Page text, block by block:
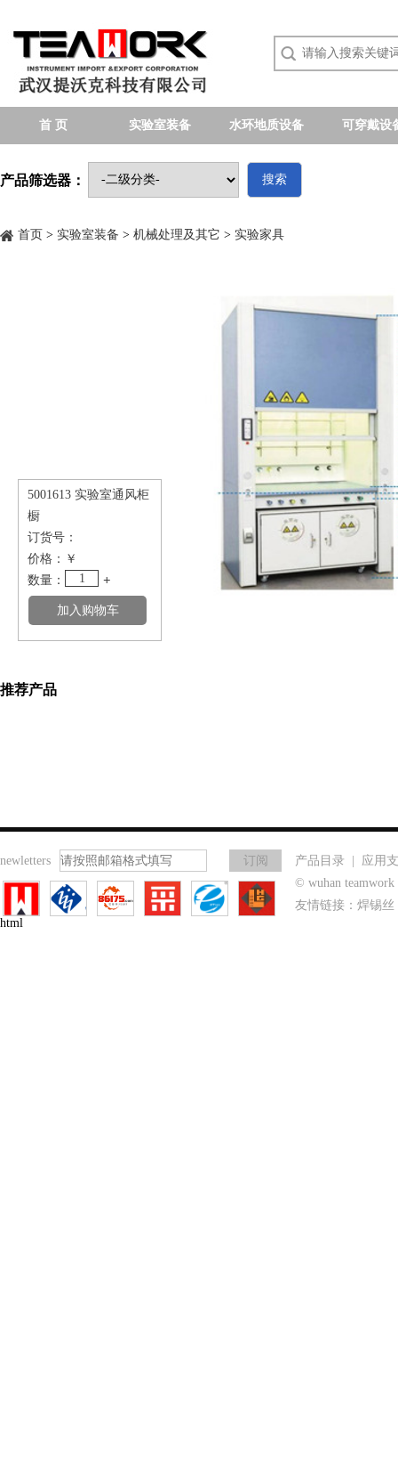
首 页 实验室装备 水环地质设备 可穿戴设
产品筛选器： 搜索
首页 > 实验室装备 > 机械处理及其它 > 实验家具
5001613 实验室通风柜
橱
订货号：
价格： ￥
数量：
1 +
推荐产品
newletters 产品目录
应用
© wuhan
友情链接： 焊锡丝
html